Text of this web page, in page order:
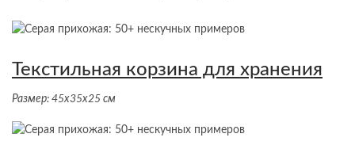
Текстильная корзина для хранения
Размер: 45х35х25 см